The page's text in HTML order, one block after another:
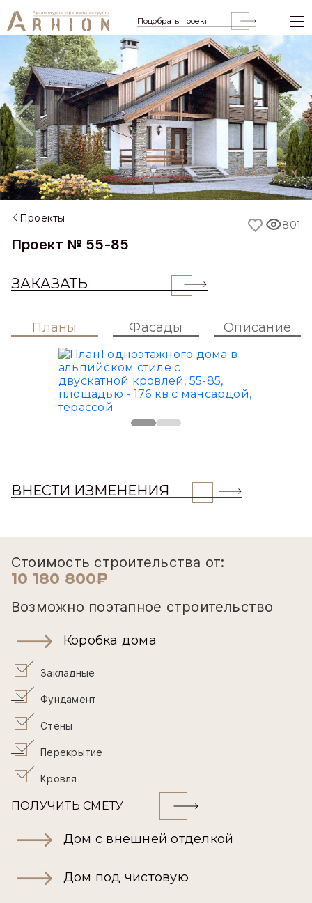
Подобрать проект
Previous
Проекты
Проект № 55-85
ЗАКАЗАТЬ
801
Планы Фасады Описание
ВНЕСТИ ИЗМЕНЕНИЯ
Стоимость строительства от:
10 180 800₽
Возможно поэтапное строительство
Коробка дома
Закладные
Фундамент
Стены
Перекрытие
Кровля
ПОЛУЧИТЬ СМЕТУ
Дом с внешней отделкой
Дом под чистовую